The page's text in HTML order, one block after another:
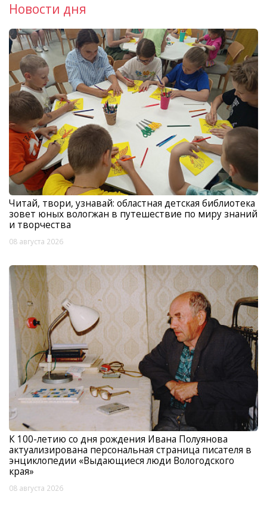
Новости дня
Читай, твори, узнавай: областная детская библиотека
зовет юных вологжан в путешествие по миру знаний
и творчества
08 августа 2026
К 100-летию со дня рождения Ивана Полуянова
актуализирована персональная страница писателя в
энциклопедии «Выдающиеся люди Вологодского
края»
08 августа 2026